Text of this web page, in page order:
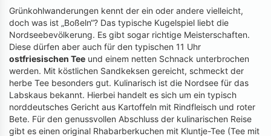
Grünkohlwanderungen kennt der ein oder andere vielleicht,
doch was ist „Boßeln“? Das typische Kugelspiel liebt die
Nordseebevölkerung. Es gibt sogar richtige Meisterschaften.
Diese dürfen aber auch für den typischen 11 Uhr
ostfriesischen Tee und einem netten Schnack unterbrochen
werden. Mit köstlichen Sandkeksen gereicht, schmeckt der
herbe Tee besonders gut. Kulinarisch ist die Nordsee für das
Labskaus bekannt. Hierbei handelt es sich um ein typisch
norddeutsches Gericht aus Kartoffeln mit Rindfleisch und roter
Bete. Für den genussvollen Abschluss der kulinarischen Reise
gibt es einen original Rhabarberkuchen mit Kluntje-Tee (Tee mit